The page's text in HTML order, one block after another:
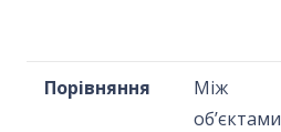
Порівняння
Між
об’єктами